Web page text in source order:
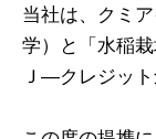
当社は、クミ
学）と「水稲
Ｊ―クレジット